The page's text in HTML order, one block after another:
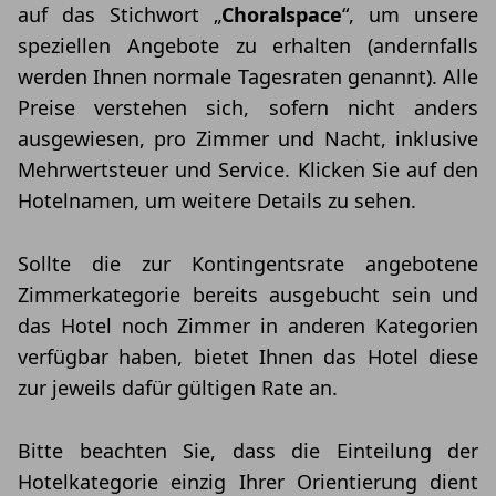
auf das Stichwort „Choralspace“, um unsere
speziellen Angebote zu erhalten (andernfalls
werden Ihnen normale Tagesraten genannt). Alle
Preise verstehen sich, sofern nicht anders
ausgewiesen, pro Zimmer und Nacht, inklusive
Mehrwertsteuer und Service. Klicken Sie auf den
Hotelnamen, um weitere Details zu sehen.
Sollte die zur Kontingentsrate angebotene
Zimmerkategorie bereits ausgebucht sein und
das Hotel noch Zimmer in anderen Kategorien
verfügbar haben, bietet Ihnen das Hotel diese
zur jeweils dafür gültigen Rate an.
Bitte beachten Sie, dass die Einteilung der
Hotelkategorie einzig Ihrer Orientierung dient